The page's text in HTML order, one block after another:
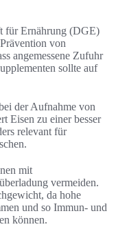
für Ernährung (DGE)
von
angemessene Zufuhr
sollte auf
der Aufnahme von
Eisen zu einer besser
relevant für
mit
vermeiden.
da hohe
und so Immun- und
können.